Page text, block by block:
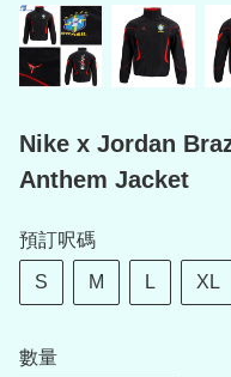
Nike x Jordan
Anthem Jacket
預訂呎碼
S M L XL
數量